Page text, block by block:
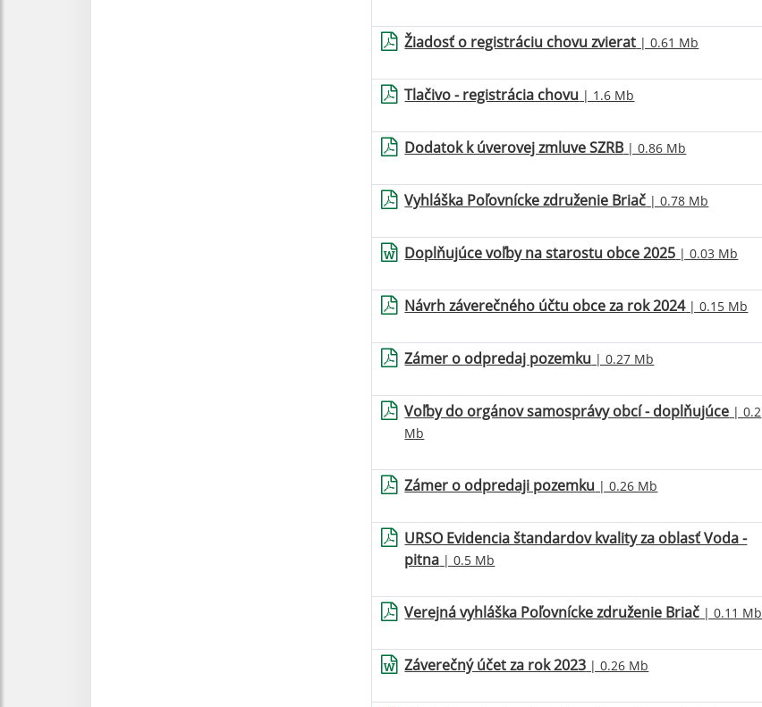
Žiadosť o registráciu chovu zvierat | 0.61 Mb
Tlačivo - registrácia chovu | 1.6 Mb
Dodatok k úverovej zmluve SZRB | 0.86 Mb
Vyhláška Poľovnícke združenie Briač | 0.78 Mb
Doplňujúce voľby na starostu obce 2025 | 0.03 Mb
Návrh záverečného účtu obce za rok 2024| 0.15 Mb
Zámer o odpredaj pozemku | 0.27 Mb
Voľby do orgánov samosprávy obcí - doplňujúce | 0.2
Mb
Zámer o odpredaji pozemku | 0.26 Mb
URSO Evidencia štandardov kvality za oblasť Voda -
pitna | 0.5 Mb
Verejná vyhláška Poľovnícke združenie Briač | 0.11 Mb
Záverečný účet za rok 2023 | 0.26 Mb